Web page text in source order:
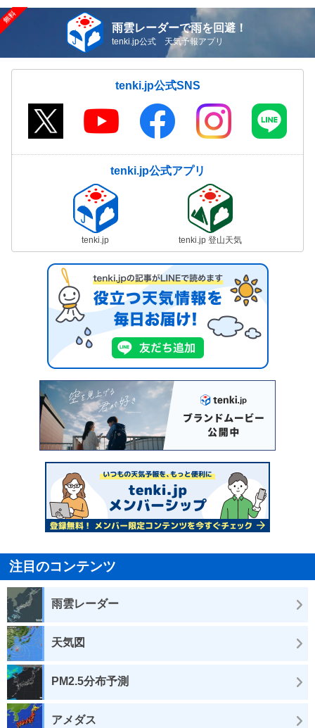
雨雲レーダーで雨を回避！
tenki.jp公式 天気予報アプリ
tenki.jp公式SNS
tenki.jp公式アプリ
tenki.jp tenki.jp 登山天気
注目のコンテンツ
雨雲レーダー
天気図
PM2.5分布予測
アメダス